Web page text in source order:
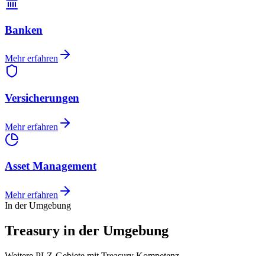
Banken
Mehr erfahren
Versicherungen
Mehr erfahren
Asset Management
Mehr erfahren
In der Umgebung
Treasury in der Umgebung